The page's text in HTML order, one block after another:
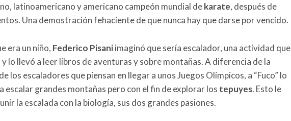
latinoamericano y americano campeón mundial dekarate, después de
Una demostración fehaciente de que nunca hay que darse por vencido.
era un niño, Federico Pisaniimaginó que sería escalador, una actividad que
lo llevó a leer libros de aventuras y sobre montañas. A diferencia de la
los escaladores que piensan en llegar a unos Juegos Olímpicos, a “Fuco” lo
escalar grandes montañas pero con el fin de explorar los tepuyes. Esto le
la escalada con la biología, sus dos grandes pasiones.